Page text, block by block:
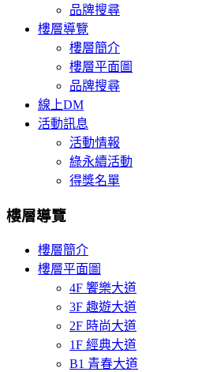
品牌搜尋
樓層導覽
樓層簡介
樓層平面圖
品牌搜尋
線上DM
活動訊息
活動情報
綠永續活動
得獎名單
樓層導覽
樓層簡介
樓層平面圖
4F 饗樂大道
3F 趣遊大道
2F 時尚大道
1F 經典大道
B1 青春大道